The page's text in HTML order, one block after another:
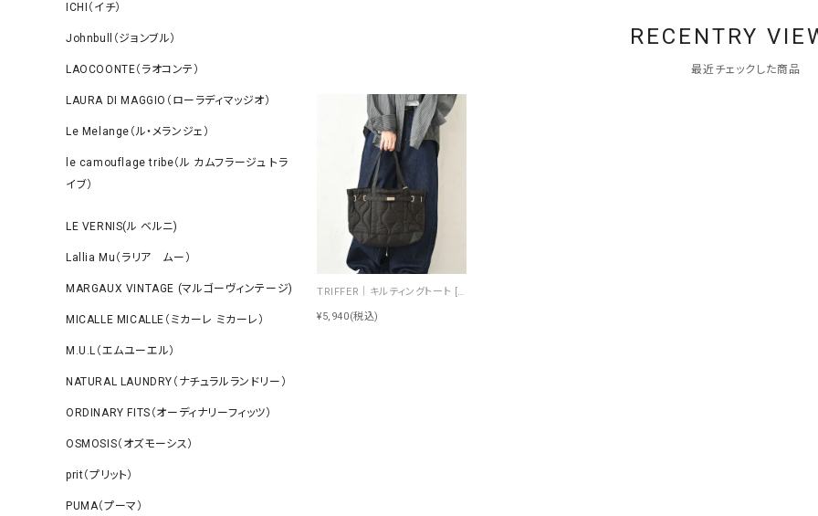
ICHI（イチ）
Johnbull（ジョンブル）
LAOCOONTE（ラオコンテ）
LAURA DI MAGGIO（ローラディマッジオ）
Le Melange（ル・メランジェ）
le camouflage tribe（ル カムフラージュ トラ
イブ）
LE VERNIS(ル ベルニ)
Lallia Mu（ラリア ムー）
MARGAUX VINTAGE (マルゴーヴィンテージ)
MICALLE MICALLE（ミカーレ ミカーレ）
M.U.L（エムユーエル）
NATURAL LAUNDRY（ナチュラルランドリー）
ORDINARY FITS（オーディナリーフィッツ）
OSMOSIS（オズモーシス）
prit（プリット）
PUMA（プーマ）
RECENTRY
最近チェックした商品
¥5,940(税込)